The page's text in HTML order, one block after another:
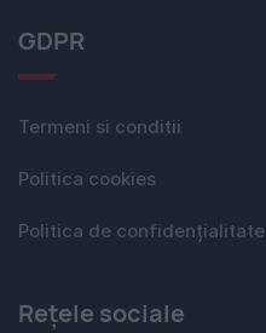
GDPR
Termeni si conditii
Politica cookies
Politica de confidențialitate
Rețele sociale